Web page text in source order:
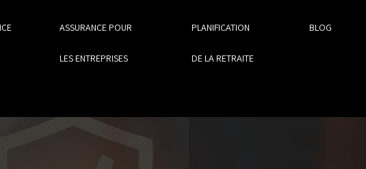
ASSURANCE POUR
LES ENTREPRISES
PLANIFICATION
DE LA RETRAITE
BLOG